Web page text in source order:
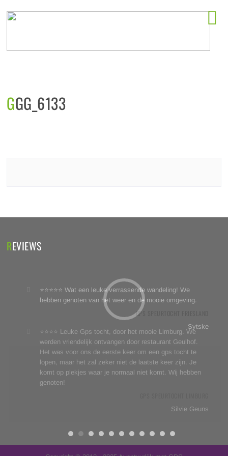
GGG_6133
REVIEWS
⭐⭐⭐⭐⭐ Wat een leuke verrassende wandeling! We
hebben genoten van het weer en de mooie omgeving.
GPS SPEURTOCHT FRIESLAND
Sytske
⭐⭐⭐⭐ Leuke Gps tocht, door het mooie Limburg. We
werden vriendelijk ontvangen door restaurant Geulhof.
Het was voor ons de eerste keer om een gps tocht te
lopen, maar het zal zeker niet de laatste keer zijn. Je
komt op plekjes waar je normaal niet komt. Wij hebben
genoten!
Silvie Geuns